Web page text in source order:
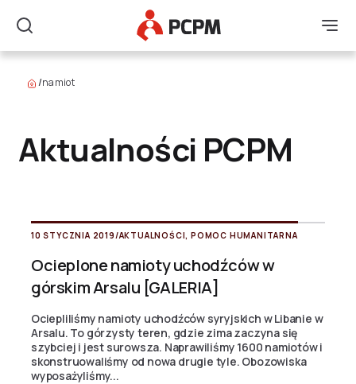
Szukaj
Główne Logo
/namiot
Aktualności PCPM
10 STYCZNIA 2019 /AKTUALNOŚCI,POMOC HUMANITARNA
Ocieplone namioty uchodźców w
górskim Arsalu [GALERIA]
Ociepliliśmy namioty uchodźców syryjskich w Libanie w
Arsalu. To górzysty teren, gdzie zima zaczyna się
szybciej i jest surowsza. Naprawiliśmy 1600 namiotów i
skonstruowaliśmy od nowa drugie tyle. Obozowiska
wyposażyliśmy...